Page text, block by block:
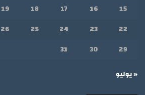
15
16
17
18
19
22
23
24
25
26
29
30
31
« يوليو